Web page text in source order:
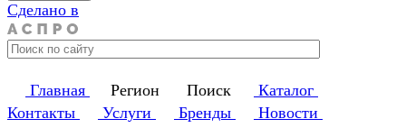
Сделано в
Главная Регион Поиск
Каталог
Контакты
Услуги Бренды
Новости